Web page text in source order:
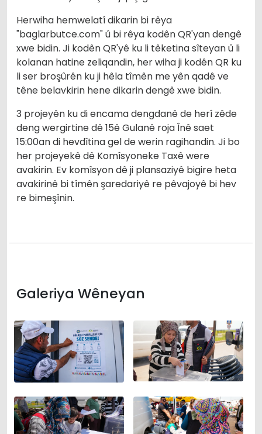
Herwiha hemwelatî dikarin bi rêya
"baglarbutce.com" û bi rêya kodên QR'yan dengê
xwe bidin. Ji kodên QR'yê ku li têketina sîteyan û li
kolanan hatine zeliqandin, her wiha ji kodên QR ku
li ser broşûrên ku ji hêla tîmên me yên qadê ve
têne belavkirin hene dikarin dengê xwe bidin.
3 projeyên ku di encama dengdanê de herî zêde
deng wergirtine dê 15ê Gulanê roja Înê saet
15:00an di hevdîtina gel de werin ragihandin. Ji bo
her projeyekê dê Komîsyoneke Taxê were
avakirin. Ev komîsyon dê ji plansaziyê bigire heta
avakirinê bi tîmên şaredariyê re pêvajoyê bi hev
re bimeşînin.
Galeriya Wêneyan